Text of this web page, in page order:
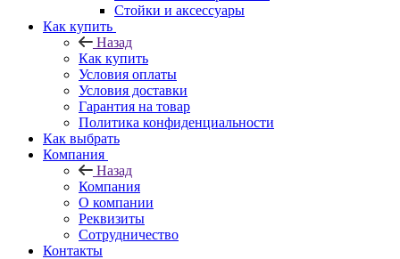
Стойки и аксессуары
Как купить
Назад
Как купить
Условия оплаты
Условия доставки
Гарантия на товар
Политика конфиденциальности
Как выбрать
Компания
Назад
Компания
О компании
Реквизиты
Сотрудничество
Контакты